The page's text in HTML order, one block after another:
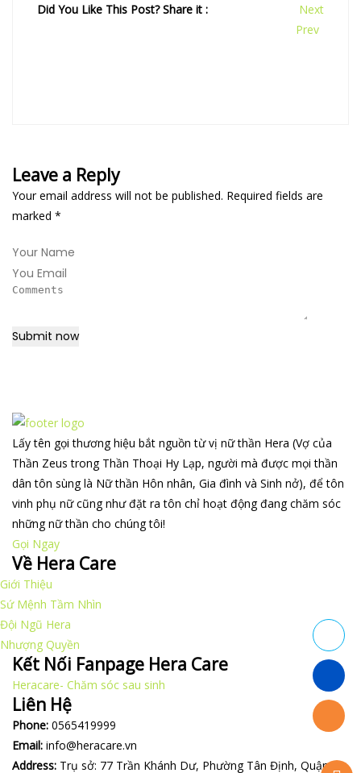
Did You Like This Post? Share it :
Next
Prev
Leave a Reply
Your email address will not be published. Required fields are
marked *
Submit now
Lấy tên gọi thương hiệu bắt nguồn từ vị nữ thần Hera (Vợ của
Thần Zeus trong Thần Thoại Hy Lạp, người mà được mọi thần
dân tôn sùng là Nữ thần Hôn nhân, Gia đình và Sinh nở), để tôn
vinh phụ nữ cũng như đặt ra tôn chỉ hoạt động đang chăm sóc
những nữ thần cho chúng tôi!
Gọi Ngay
Về Hera Care
Giới Thiệu
Sứ Mệnh Tầm Nhìn
Đội Ngũ Hera
Nhượng Quyền
Kết Nối Fanpage Hera Care
Heracare- Chăm sóc sau sinh
Liên Hệ
Phone: 0565419999
Email: info@heracare.vn
Address: Trụ sở: 77 Trần Khánh Dư, Phường Tân Định, Quận 1,